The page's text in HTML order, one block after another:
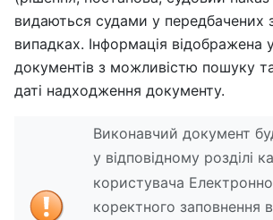
видаються судами у передбачених
випадках. Інформація відображена
документів з можливістю пошуку та
даті надходження документу.
Виконавчий документ
у відповідному розділі
користувача
коректного заповнення